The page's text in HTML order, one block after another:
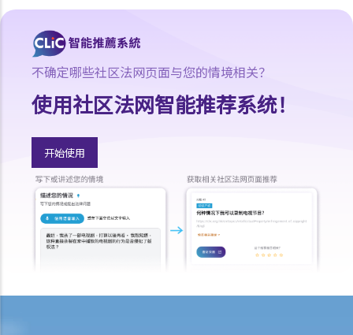
B. 贷款的利息监管
C. 当票及总登记册
D. 交回物品及未赎回物品
E. 如当押的货品如属赃物，应如何处理？
F. 当押商就损失或损害须负的法律责任
常见信贷类型
1. 贷款
A. 市场上有哪些主要的银行贷款类型?
B. 贷款协议
1. 用途条款
不确定哪些社区法网页面与您的情境相关？
使用社区法网智能推荐系统！
开始使用